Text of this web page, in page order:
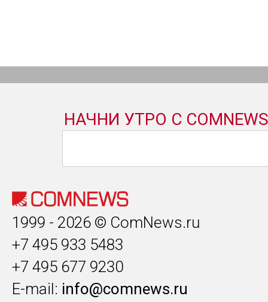
1999 - 2026 © ComNews.ru
+7 495 933 5483
+7 495 677 9230
E-mail: info@comnews.ru